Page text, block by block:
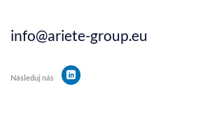
info@ariete-group.eu
Následuj nás